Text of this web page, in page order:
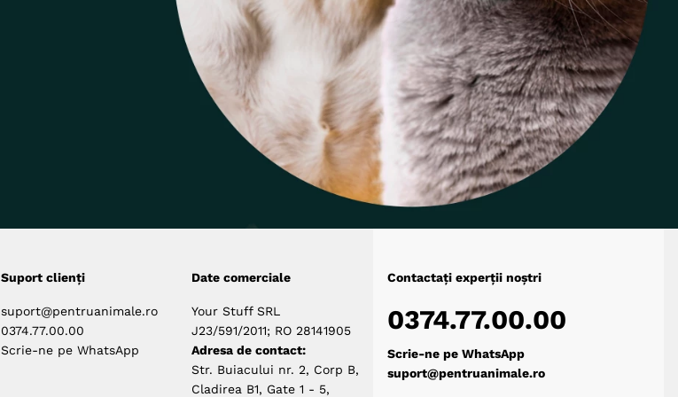
Suport clienți
suport@pentruanimale.ro
0374.77.00.00
Scrie-ne pe WhatsApp
Date comerciale
Your Stuff SRL
J23/591/2011; RO 28141905
Adresa de contact:
Str. Buiacului nr. 2, Corp B,
Cladirea B1, Gate 1 - 5,
Contactați experții noștri
0374.77.00.00
Scrie-ne pe WhatsApp
suport@pentruanimale.ro